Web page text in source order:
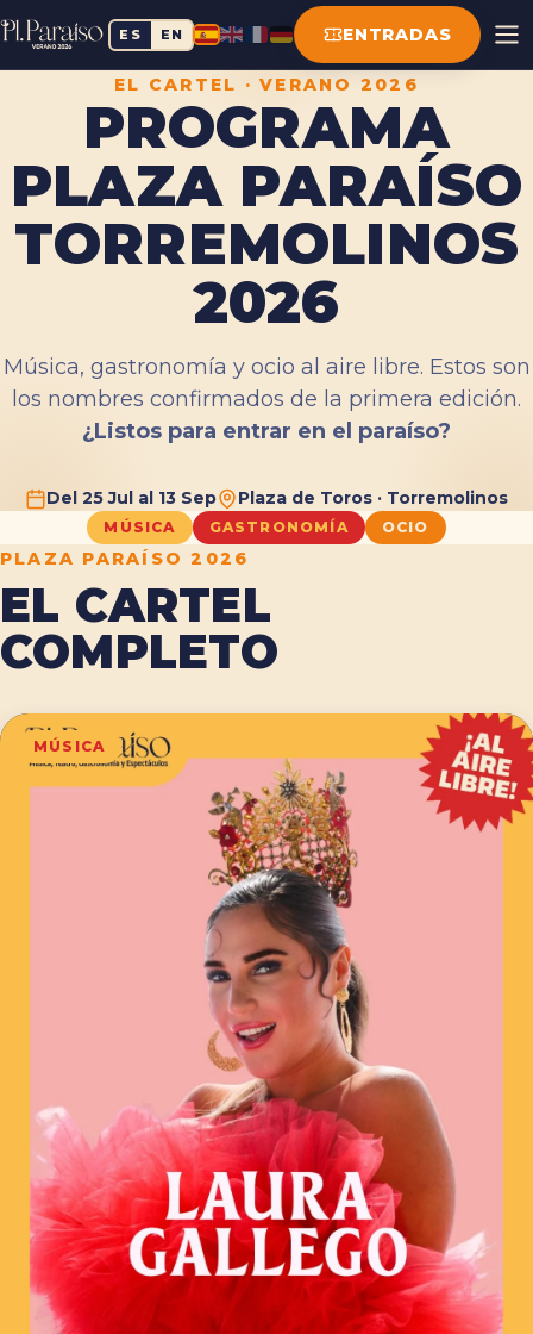
ES EN ENTRADAS
EL CARTEL · VERANO 2026
PROGRAMA
PLAZA PARAÍSO
TORREMOLINOS
2026
Música, gastronomía y ocio al aire libre. Estos son
los nombres confirmados de la primera edición.
¿Listos para entrar en el paraíso?
Del 25 Jul al 13 Sep Plaza de Toros · Torremolinos
MÚSICA GASTRONOMÍA OCIO
PLAZA PARAÍSO 2026
EL CARTEL
COMPLETO
MÚSICA